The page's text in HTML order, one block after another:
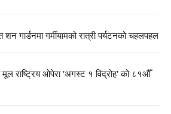
गार्डनमा गर्मीयामको रात्री पर्यटनको चहलपहल
मूल राष्ट्रिय ओपेरा 'अगस्ट १ विद्रोह' को ८१औँ